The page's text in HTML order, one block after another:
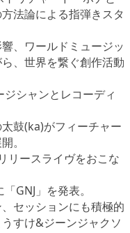
法論による指弾きスタ
、ワールドミュージッ
、世界を繋ぐ創作活動
シャンとレコーディ
鼓(ka)がフィーチャー
。
リースライヴをおこな
GNJ」を発表。
セッションにも積極的
すけ&ジーンジャクソ